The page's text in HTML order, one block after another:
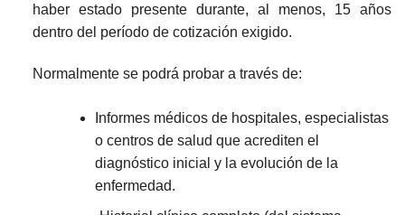
haber estado presente durante, al menos, 15 años
dentro del período de cotización exigido.
Normalmente se podrá probar a través de:
Informes médicos de hospitales, especialistas
o centros de salud que acrediten el
diagnóstico inicial y la evolución de la
enfermedad.